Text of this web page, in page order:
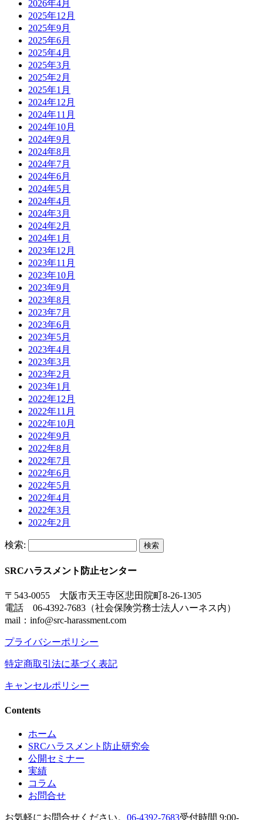
2026年4月
2025年12月
2025年9月
2025年6月
2025年4月
2025年3月
2025年2月
2025年1月
2024年12月
2024年11月
2024年10月
2024年9月
2024年8月
2024年7月
2024年6月
2024年5月
2024年4月
2024年3月
2024年2月
2024年1月
2023年12月
2023年11月
2023年10月
2023年9月
2023年8月
2023年7月
2023年6月
2023年5月
2023年4月
2023年3月
2023年2月
2023年1月
2022年12月
2022年11月
2022年10月
2022年9月
2022年8月
2022年7月
2022年6月
2022年5月
2022年4月
2022年3月
2022年2月
検索:
SRCハラスメント防止センター
〒543-0055 大阪市天王寺区悲田院町8-26-1305
電話 06-4392-7683（社会保険労務士法人ハーネス内）
mail：info@src-harassment.com
プライバシーポリシー
特定商取引法に基づく表記
キャンセルポリシー
Contents
ホーム
SRCハラスメント防止研究会
公開セミナー
実績
コラム
お問合せ
お気軽にお問合せください。 06-4392-7683受付時間 9:00-